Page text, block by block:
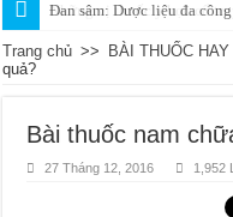
Đan sâm: Dược liệu đa
Trang chủ >> BÀI THUỐC HAY
quả?
Bài thuốc nam
27 Tháng 12, 2016 1,952